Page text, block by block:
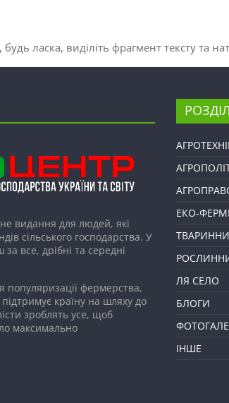
ласка, виділіть фрагмент тексту та
видання для людей, які
сільського господарства. У
все, дрібні та середні
популяризації фермерства,
країну на шляху до
зроблять усе, щоб
максимально
ЕКО-
ЛЯ СЕЛО
БЛОГИ
ІНШЕ